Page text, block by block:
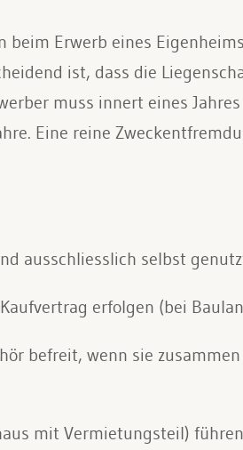
beim Erwerb eines
ist, dass die
muss innert eines
Eine reine
ausschliesslich selbst
erfolgen (bei
befreit, wenn sie
mit Vermietungsteil)